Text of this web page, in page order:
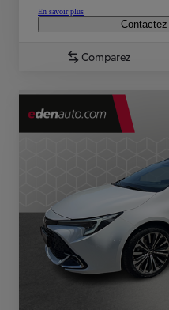
En savoir plus
Comparez